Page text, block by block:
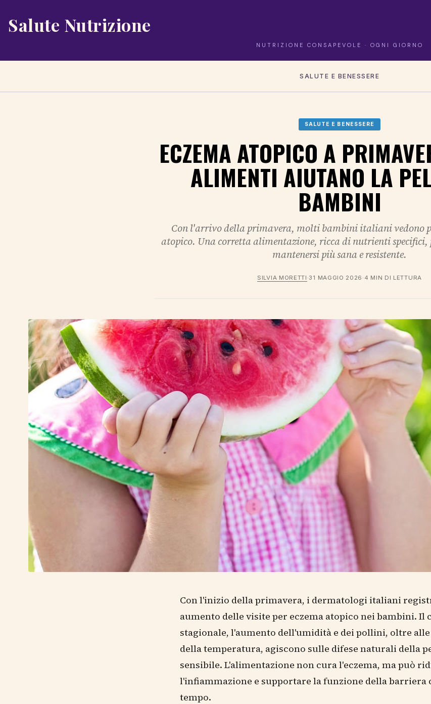
Salute Nutrizione
NUTRIZIONE CONSAPEVOLE · OGNI GIORNO
SALUTE E BENESSERE
SALUTE E BENESSERE
ECZEMA ATOPICO A
ALIMENTI AIUTANO LA
BAMBINI
Con l'arrivo della primavera, molti bambini italiani vedono
atopico. Una corretta alimentazione, ricca di nutrienti specifici,
mantenersi più sana e resistente.
SILVIA MORETTI ·31 MAGGIO 2026 · 4 MIN DI LETTURA
Con l'inizio della primavera, i dermatologi italiani
aumento delle visite per eczema atopico nei bambini. Il
stagionale, l'aumento dell'umidità e dei pollini, oltre
della temperatura, agiscono sulle difese naturali della
sensibile. L'alimentazione non cura l'eczema, ma può
l'infiammazione e supportare la funzione della barriera
tempo.